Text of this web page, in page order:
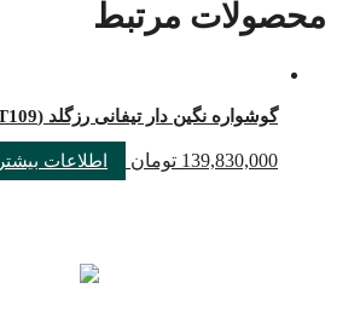
محصولات مرتبط
گوشواره نگین دار تیفانی رزگلد (NT109)
139,830,000 تومان اطلاعات بیشتر